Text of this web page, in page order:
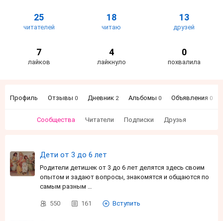
25
читателей
18
читаю
13
друзей
7
лайков
4
лайкнуло
0
похвалила
Профиль Отзывы 0 Дневник 2 Альбомы 0 Объявления 0
Сообщества Читатели Подписки Друзья
Дети от 3 до 6 лет
Родители детишек от 3 до 6 лет делятся здесь своим
опытом и задают вопросы, знакомятся и общаются по
самым разным …
550 161 Вступить